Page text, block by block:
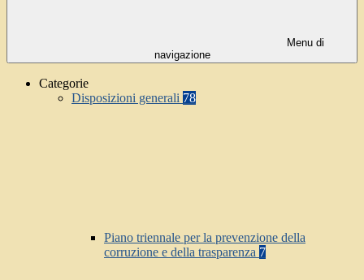
Menu di
navigazione
Categorie
Disposizioni generali 78
Piano triennale per la prevenzione della
corruzione e della trasparenza 7